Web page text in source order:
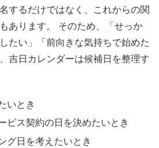
するだけではなく、これからの関
あります。 そのため、「せっか
たい」「前向きな気持ちで始めた
吉日カレンダーは候補日を整理す
いとき
ビス契約の日を決めたいとき
グ日を考えたいとき